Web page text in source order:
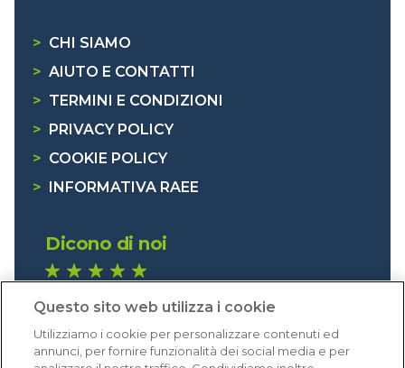
> CHI SIAMO
> AIUTO E CONTATTI
> TERMINI E CONDIZIONI
>
PRIVACY POLICY
> COOKIE POLICY
>
INFORMATIVA RAEE
Dicono di noi
Eccellente (4,8)
Acquisti verificati
Questo sito web utilizza i cookie
Utilizziamo i cookie per personalizzare contenuti ed
annunci, per fornire funzionalità dei social media e per